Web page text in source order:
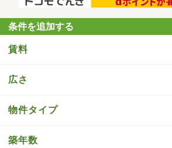
条件を追加する
賃料
広さ
物件タイプ
築年数